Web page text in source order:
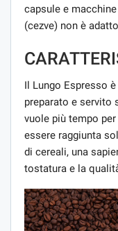
capsule e
(cezve) non è
Il Lungo Espresso
preparato e servito
vuole più tempo
essere raggiunta
di cereali, una
tostatura e la